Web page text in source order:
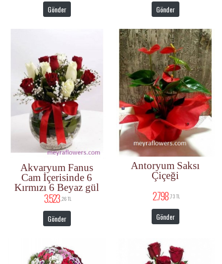
Gönder Gönder
Akvaryum Fanus
Cam İçerisinde 6
Kırmızı 6 Beyaz gül
3.523 ,26 TL
Gönder
Antoryum Saksı
Çiçeği
2.798 ,73 TL
Gönder